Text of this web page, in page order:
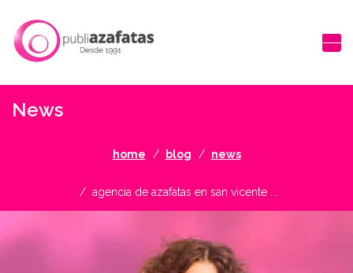
News
home blog news
agencia de azafatas en san vicente ...